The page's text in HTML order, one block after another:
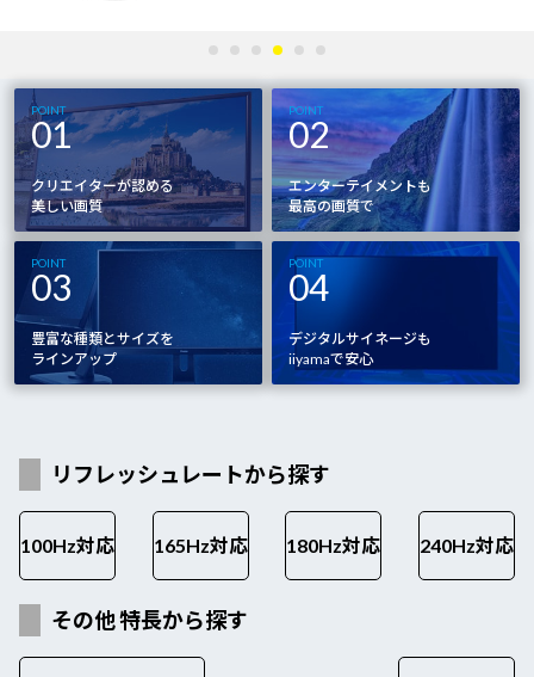
POINT
01
クリエイターが認める
美しい画質
POINT
02
エンターテイメントも
最高の画質で
POINT
03
豊富な種類とサイズを
ラインアップ
POINT
04
デジタルサイネージも
iiyamaで安心
リフレッシュレートから探す
100Hz対応 165Hz対応 180Hz対応 240Hz対応
その他 特長から探す